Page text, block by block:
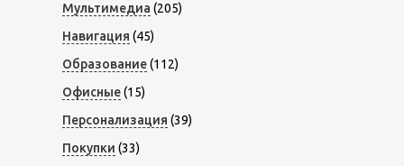
Мультимедиа (205)
Навигация (45)
Образование(112)
Офисные(15)
Персонализация (39)
Покупки (33)